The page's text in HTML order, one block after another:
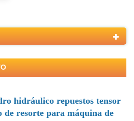
hidráulico repuestos tensor
de resorte para máquina de